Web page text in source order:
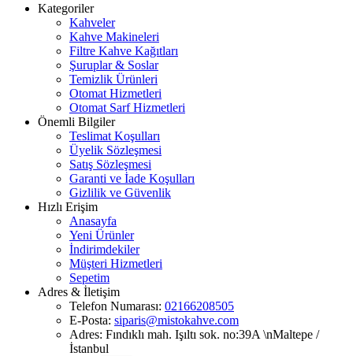
Kategoriler
Kahveler
Kahve Makineleri
Filtre Kahve Kağıtları
Şuruplar & Soslar
Temizlik Ürünleri
Otomat Hizmetleri
Otomat Sarf Hizmetleri
Önemli Bilgiler
Teslimat Koşulları
Üyelik Sözleşmesi
Satış Sözleşmesi
Garanti ve İade Koşulları
Gizlilik ve Güvenlik
Hızlı Erişim
Anasayfa
Yeni Ürünler
İndirimdekiler
Müşteri Hizmetleri
Sepetim
Adres & İletişim
Telefon Numarası: 02166208505
E-Posta: siparis@mistokahve.com
Adres: Fındıklı mah. Işıltı sok. no:39A \nMaltepe /
İstanbul